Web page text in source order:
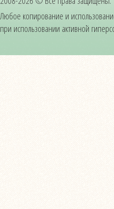
Любое копирование и
при использовании активной